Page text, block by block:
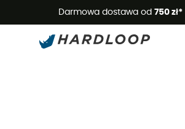
Darmowa dostawa od 750 zł*